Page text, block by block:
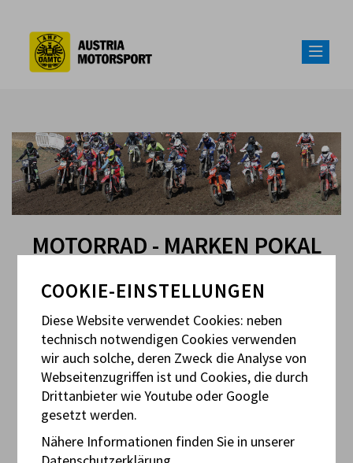
MOTORRAD - MARKEN POKAL
MARKEN POKAL
FÜR DEN MOTORRADSPORT
Hier finden Sie alle Informationen zum Mototrrad
Markenpokal.
In diesem Bereich werden die Reglements
(Downloads) jeweils in der aktuellen Fassung
COOKIE-EINSTELLUNGEN
Diese Website verwendet Cookies: neben
technisch notwendigen Cookies verwenden
wir auch solche, deren Zweck die Analyse von
Webseitenzugriffen ist und Cookies, die durch
Drittanbieter wie Youtube oder Google
gesetzt werden.
Nähere Informationen finden Sie in unserer